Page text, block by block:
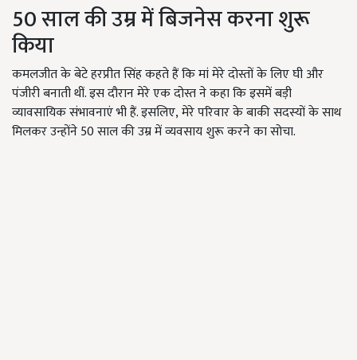
50 साल की उम्र में बिजनेस करना शुरू
किया
कमलजीत के बेटे हरप्रीत सिंह कहते हैं कि मां मेरे दोस्तों के लिए घी और
पंजीरी बनाती थीं. इस दौरान मेरे एक दोस्त ने कहा कि इसमें बड़ी
व्यावसायिक संभावनाएं भी हैं. इसलिए,मेरेपरिवार के बाकी सदस्यों के साथ
मिलकर उन्होंने 50 साल की उम्र में व्यवसाय शुरू करने का सोचा.